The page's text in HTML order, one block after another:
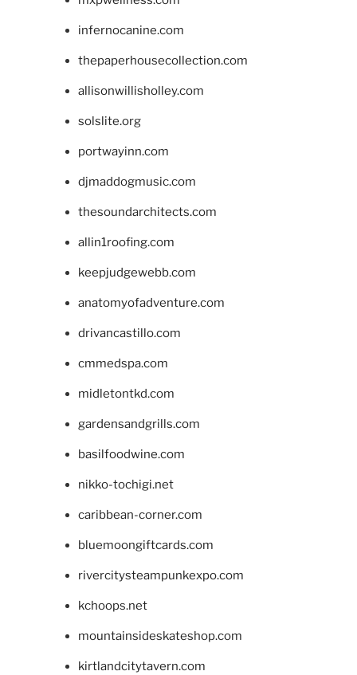
infernocanine.com
thepaperhousecollection.com
allisonwillisholley.com
solslite.org
portwayinn.com
djmaddogmusic.com
thesoundarchitects.com
allin1roofing.com
keepjudgewebb.com
anatomyofadventure.com
drivancastillo.com
cmmedspa.com
midletontkd.com
gardensandgrills.com
basilfoodwine.com
nikko-tochigi.net
caribbean-corner.com
bluemoongiftcards.com
rivercitysteampunkexpo.com
kchoops.net
mountainsideskateshop.com
kirtlandcitytavern.com